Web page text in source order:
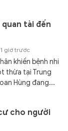
tài đến
1 giờ trước
khiến bệnh nhi
thừa tại Trung
Hùng đang...
cho người